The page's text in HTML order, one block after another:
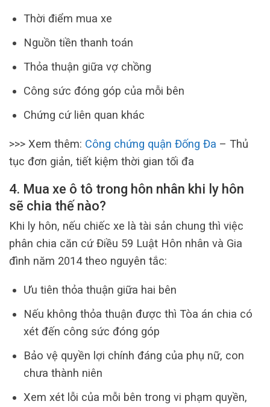
Thời điểm mua xe
Nguồn tiền thanh toán
Thỏa thuận giữa vợ chồng
Công sức đóng góp của mỗi bên
Chứng cứ liên quan khác
>>> Xem thêm: Công chứng quận Đống Đa – Thủ
tục đơn giản, tiết kiệm thời gian tối đa
4. Mua xe ô tô trong hôn nhân khi ly hôn
sẽ chia thế nào?
Khi ly hôn, nếu chiếc xe là tài sản chung thì việc
phân chia căn cứ Điều 59 Luật Hôn nhân và Gia
đình năm 2014 theo nguyên tắc:
Ưu tiên thỏa thuận giữa hai bên
Nếu không thỏa thuận được thì Tòa án chia có
xét đến công sức đóng góp
Bảo vệ quyền lợi chính đáng của phụ nữ, con
chưa thành niên
Xem xét lỗi của mỗi bên trong vi phạm quyền,